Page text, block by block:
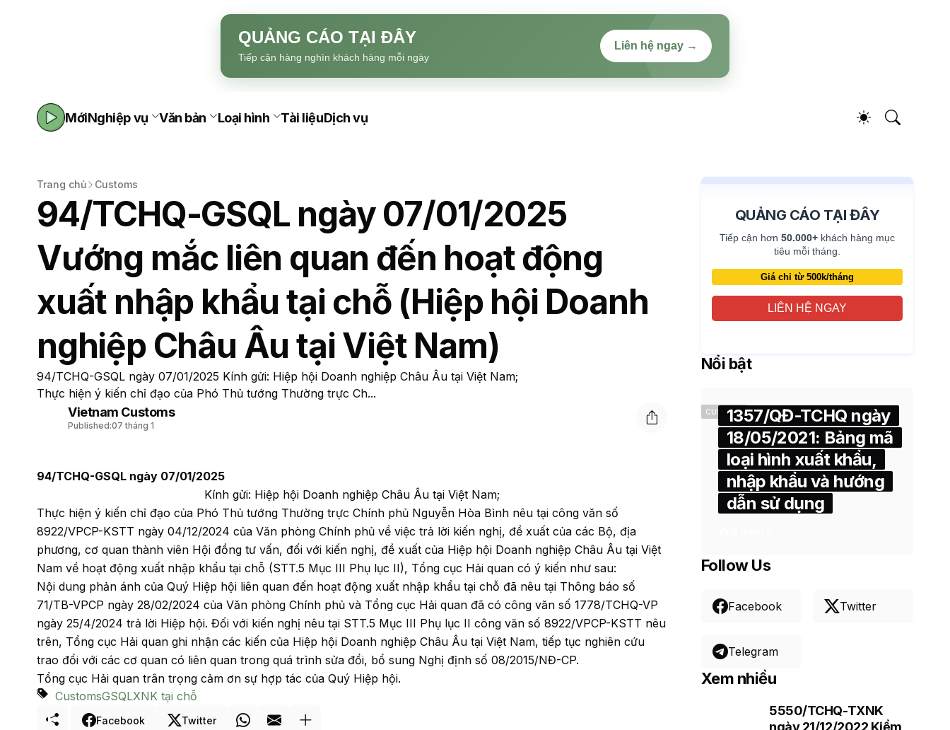
QUẢNG CÁO TẠI ĐÂY
Tiếp cận hàng nghìn khách hàng mỗi ngày
Liên hệ ngay →
MớiNghiệp vụ Văn bản Loại hình Tài liệuDịch vụ
Trang chủ Customs
94/TCHQ-GSQL ngày 07/01/2025
Vướng mắc liên quan đến hoạt động
xuất nhập khẩu tại chỗ (Hiệp hội Doanh
nghiệp Châu Âu tại Việt Nam)
94/TCHQ-GSQL ngày 07/01/2025 Kính gửi: Hiệp hội Doanh nghiệp Châu Âu tại Việt Nam;
Thực hiện ý kiến chỉ đạo của Phó Thủ tướng Thường trực Ch...
Vietnam Customs
Published:07 tháng 1
94/TCHQ-GSQL ngày 07/01/2025
Kính gửi: Hiệp hội Doanh nghiệp Châu Âu tại Việt Nam;
Thực hiện ý kiến chỉ đạo của Phó Thủ tướng Thường trực Chính phủ Nguyễn Hòa Bình nêu tại công văn số
8922/VPCP-KSTT ngày 04/12/2024 của Văn phòng Chính phủ về việc trả lời kiến nghị, đề xuất của các Bộ, địa
phương, cơ quan thành viên Hội đồng tư vấn, đối với kiến nghị, đề xuất của Hiệp hội Doanh nghiệp Châu Âu tại Việt
Nam về hoạt động xuất nhập khẩu tại chỗ (STT.5 Mục III Phụ lục II), Tổng cục Hải quan có ý kiến như sau:
Nội dung phản ánh của Quý Hiệp hội liên quan đến hoạt động xuất nhập khẩu tại chỗ đã nêu tại Thông báo số
71/TB-VPCP ngày 28/02/2024 của Văn phòng Chính phủ và Tổng cục Hải quan đã có công văn số 1778/TCHQ-VP
ngày 25/4/2024 trả lời Hiệp hội. Đối với kiến nghị nêu tại STT.5 Mục III Phụ lục II công văn số 8922/VPCP-KSTT nêu
trên, Tổng cục Hải quan ghi nhận các kiến của Hiệp hội Doanh nghiệp Châu Âu tại Việt Nam, tiếp tục nghiên cứu
trao đổi với các cơ quan có liên quan trong quá trình sửa đổi, bổ sung Nghị định số 08/2015/NĐ-CP.
Tổng cục Hải quan trân trọng cảm ơn sự hợp tác của Quý Hiệp hội.
CustomsGSQLXNK tại chỗ
Facebook Twitter
QUẢNG CÁO TẠI ĐÂY
Tiếp cận hơn 50.000+ khách hàng mục
tiêu mỗi tháng.
Giá chỉ từ 500k/tháng
LIÊN HỆ NGAY
Nổi bật
CUSTOMS1357/QĐ-TCHQ ngày
18/05/2021: Bảng mã
loại hình xuất khẩu,
nhập khẩu và hướng
dẫn sử dụng
Follow Us
Facebook Twitter
Telegram
Xem nhiều
5550/TCHQ-TXNK
ngày 21/12/2022 Kiểm